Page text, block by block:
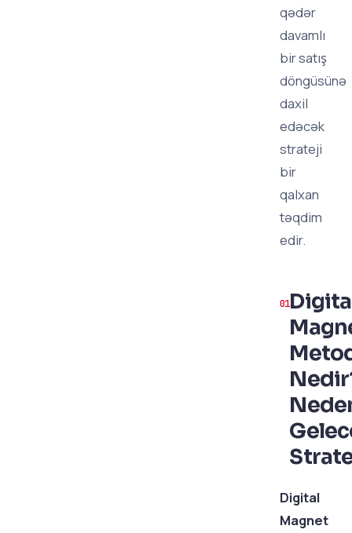
qədər
davamlı
bir satış
döngüsünə
daxil
edəcək
strateji
bir
qalxan
təqdim
edir.
Digital
Magnet